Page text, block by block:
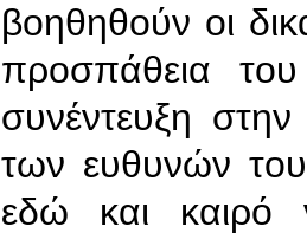
βοηθηθούν οι
προσπάθεια
συνέντευξη
των ευθυνών
εδώ και καιρό